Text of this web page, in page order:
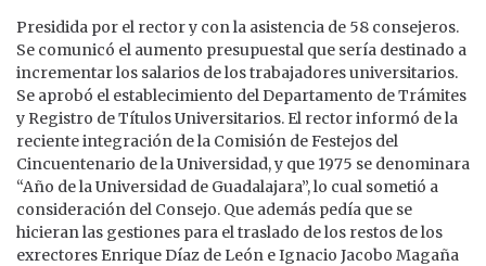
Presidida por el rector y con la asistencia de 58 consejeros.
Se comunicó el aumento presupuestal que sería destinado a
incrementar los salarios de los trabajadores universitarios.
Se aprobó el establecimiento del Departamento de Trámites
y Registro de Títulos Universitarios. El rector informó de la
reciente integración de la Comisión de Festejos del
Cincuentenario de la Universidad, y que 1975 se denominara
“Año de la Universidad de Guadalajara”, lo cual sometió a
consideración del Consejo. Que además pedía que se
hicieran las gestiones para el traslado de los restos de los
exrectores Enrique Díaz de León e Ignacio Jacobo Magaña